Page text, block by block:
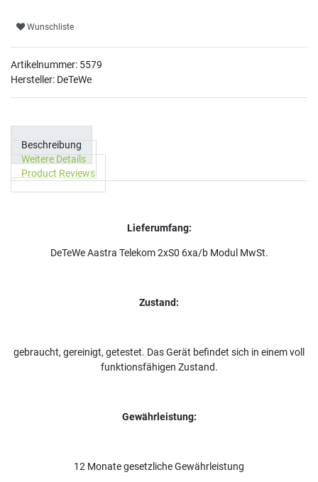
Wunschliste
Artikelnummer: 5579
Hersteller: DeTeWe
Beschreibung
Weitere Details
Product Reviews
Lieferumfang:
DeTeWe Aastra Telekom 2xS0 6xa/b Modul MwSt.
Zustand:
gebraucht, gereinigt, getestet. Das Gerät befindet sich in einem voll
funktionsfähigen Zustand.
Gewährleistung:
12 Monate gesetzliche Gewährleistung